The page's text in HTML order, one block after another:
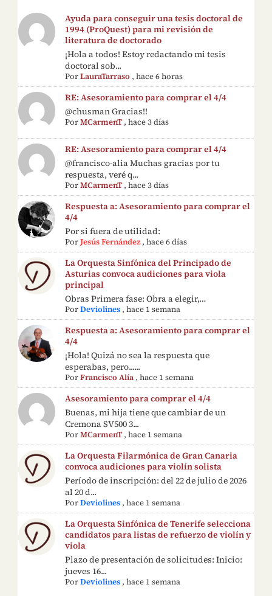
Ayuda para conseguir una tesis doctoral de
1994 (ProQuest) para mi revisión de
literatura de doctorado
¡Hola a todos! Estoy redactando mi tesis
doctoral sob...
PorLauraTarraso ,hace 6 horas
RE: Asesoramiento para comprar el 4/4
@chusman Gracias!!
PorMCarmenT,hace 3 días
RE: Asesoramiento para comprar el 4/4
@francisco-alia Muchas gracias por tu
respuesta, veré q...
PorMCarmenT,hace 3 días
Respuesta a: Asesoramiento para comprar el
4/4
Por si fuera de utilidad:
PorJesús Fernández ,hace 6 días
La Orquesta Sinfónica del Principado de
Asturias convoca audiciones para viola
principal
Obras Primera fase: Obra a elegir,…
PorDeviolines ,hace 1 semana
Respuesta a: Asesoramiento para comprar el
4/4
¡Hola! Quizá no sea la respuesta que
esperabas, pero......
PorFrancisco Alía ,hace 1 semana
Asesoramiento para comprar el 4/4
Buenas, mi hija tiene que cambiar de un
Cremona SV500 3...
PorMCarmenT,hace 1 semana
La Orquesta Filarmónica de Gran Canaria
convoca audiciones para violín solista
Período de inscripción: del 22 de julio de 2026
al 20 d...
PorDeviolines ,hace 1 semana
La Orquesta Sinfónica de Tenerife selecciona
candidatos para listas de refuerzo de violín y
viola
Plazo de presentación de solicitudes: Inicio:
jueves 16...
PorDeviolines ,hace 1 semana